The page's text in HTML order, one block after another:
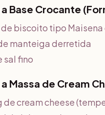
a Base Crocante
de biscoito tipo
manteiga derretida
sal fino
a Massa de Cream
de cream cheese